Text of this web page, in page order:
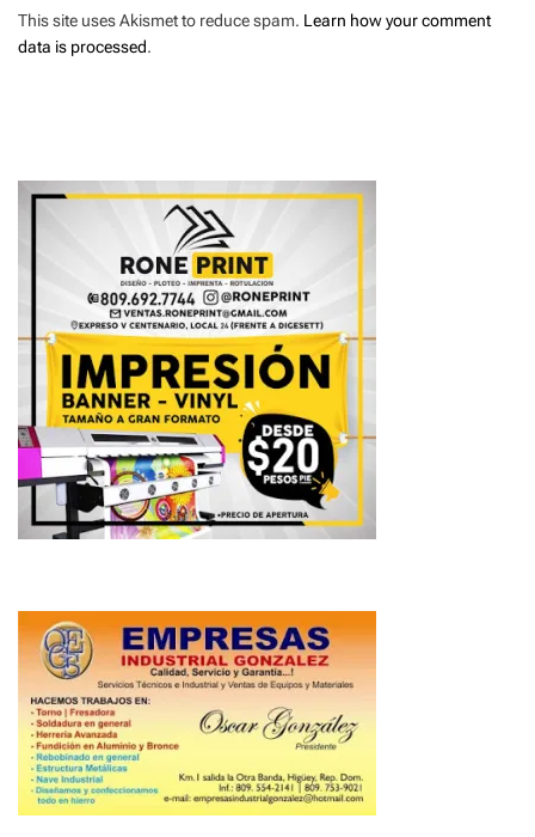
This site uses Akismet to reduce spam. Learn how your comment
data is processed.